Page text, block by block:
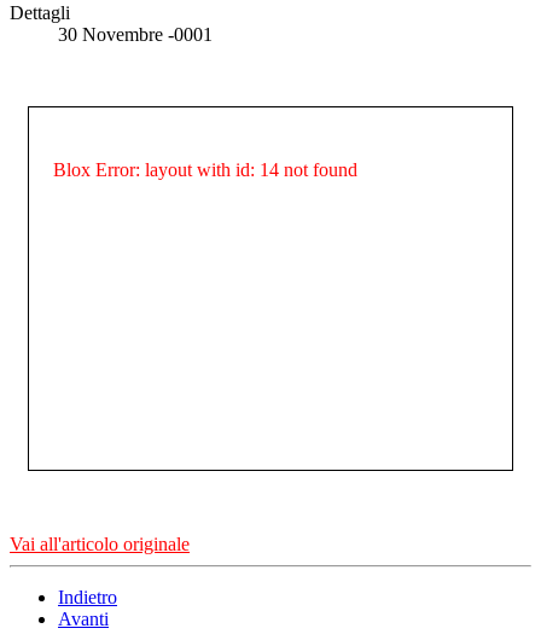
Dettagli
30 Novembre -0001
Blox Error: layout with id: 14 not found
Vai all'articolo originale
Indietro
Avanti